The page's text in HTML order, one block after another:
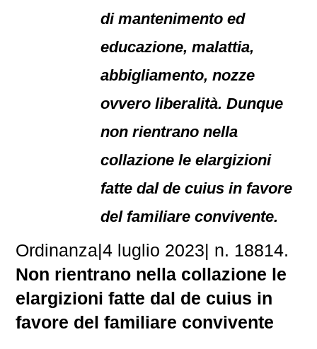
di mantenimento ed
educazione, malattia,
abbigliamento, nozze
ovvero liberalità. Dunque
non rientrano nella
collazione le elargizioni
fatte dal de cuius in favore
del familiare convivente.
Ordinanza|4 luglio 2023| n. 18814.
Non rientrano nella collazione le
elargizioni fatte dal de cuius in
favore del familiare convivente